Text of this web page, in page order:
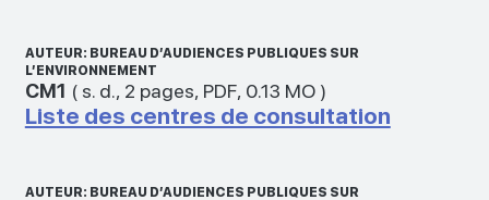
AUTEUR: BUREAU D’AUDIENCES PUBLIQUES SUR
L’ENVIRONNEMENT
CM1 ( s. d., 2 pages, PDF, 0.13 MO)
Liste des centres de consultation
AUTEUR: BUREAU D’AUDIENCES PUBLIQUES SUR